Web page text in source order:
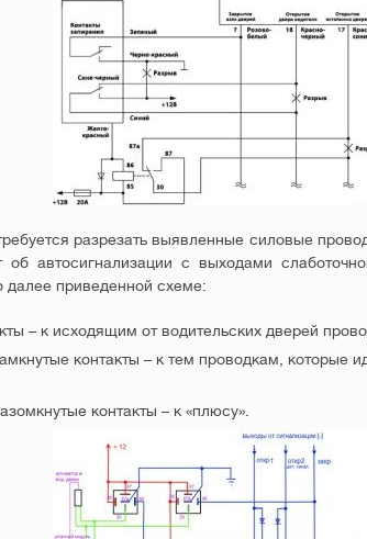
разрезать выявленные силовые
об автосигнализации с выходами
далее приведенной схеме:
– к исходящим от водительских дверей
контакты – к тем проводкам, которые
контакты – к «плюсу».